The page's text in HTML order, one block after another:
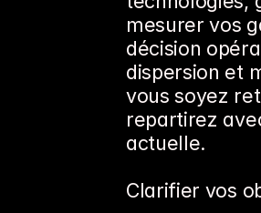
mesurer vos
décision
dispersion et
vous soyez
repartirez
actuelle.
Clarifier vos